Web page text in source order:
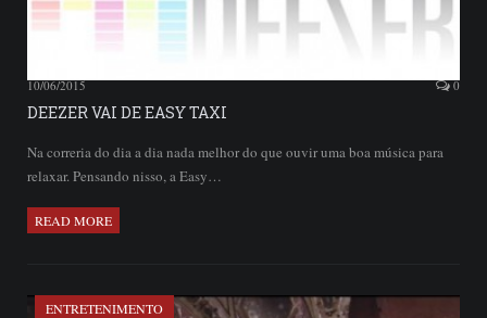
10/06/2015 0
DEEZER VAI DE EASY TAXI
Na correria do dia a dia nada melhor do que ouvir uma boa música para
relaxar. Pensando nisso, a Easy…
READ MORE
ENTRETENIMENTO